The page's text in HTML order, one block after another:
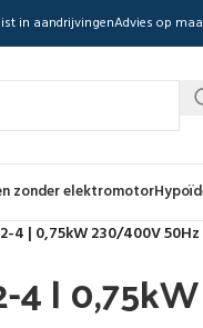
in aandrijvingenAdvies op
zonder elektromotor
| 0,75kW 230/400V 50Hz
4 |